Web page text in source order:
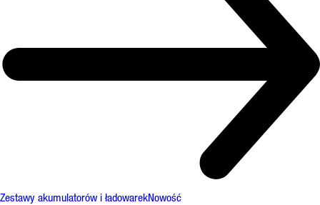
Zestawy akumulatorów i ładowarekNowość